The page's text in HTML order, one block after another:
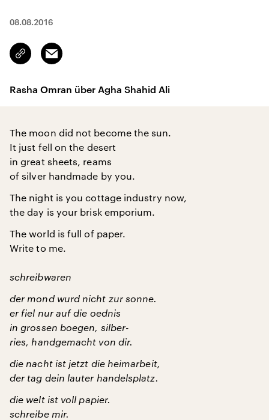
08.08.2016
Link
kopieren/teilen
Email
Rasha Omran über Agha Shahid Ali
The moon did not become the sun.
It just fell on the desert
in great sheets, reams
of silver handmade by you.
The night is you cottage industry now,
the day is your brisk emporium.
The world is full of paper.
Write to me.
schreibwaren
der mond wurd nicht zur sonne.
er fiel nur auf die oednis
in grossen boegen, silber-
ries, handgemacht von dir.
die nacht ist jetzt die heimarbeit,
der tag dein lauter handelsplatz.
die welt ist voll papier.
schreibe mir.